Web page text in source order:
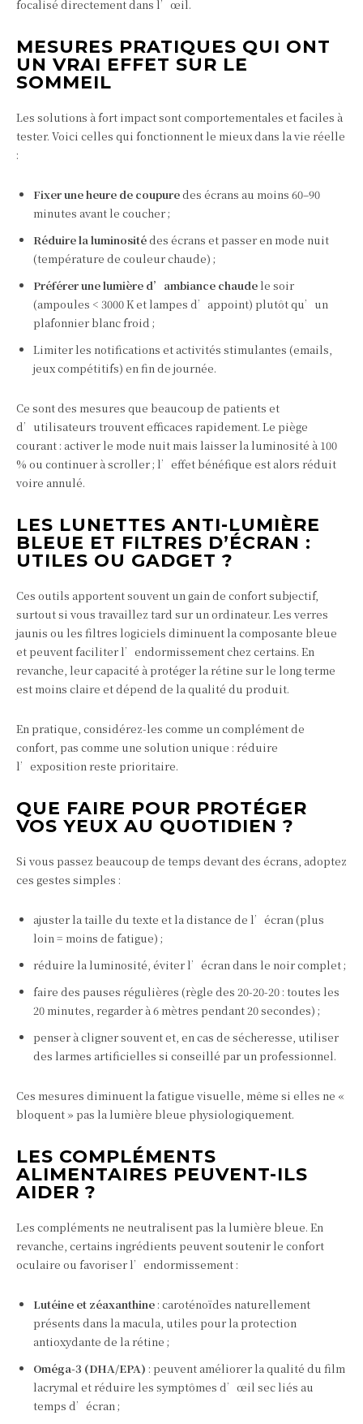
focalisé directement dans l’œil.
MESURES PRATIQUES QUI ONT
UN VRAI EFFET SUR LE
SOMMEIL
Les solutions à fort impact sont comportementales et faciles à
tester. Voici celles qui fonctionnent le mieux dans la vie réelle
:
Fixer une heure de coupuredes écrans au moins 60–90
minutes avant le coucher ;
Réduire la luminositédes écrans et passer en mode nuit
(température de couleur chaude) ;
Préférer une lumière d’ambiance chaudele soir
(ampoules < 3000 K et lampes d’appoint) plutôt qu’un
plafonnier blanc froid ;
Limiter les notifications et activités stimulantes (emails,
jeux compétitifs) en fin de journée.
Ce sont des mesures que beaucoup de patients et
d’utilisateurs trouvent efficaces rapidement. Le piège
courant : activer le mode nuit mais laisser la luminosité à 100
% ou continuer à scroller ; l’effet bénéfique est alors réduit
voire annulé.
LES LUNETTES ANTI-LUMIÈRE
BLEUE ET FILTRES D’ÉCRAN :
UTILES OU GADGET ?
Ces outils apportent souvent un gain de confort subjectif,
surtout si vous travaillez tard sur un ordinateur. Les verres
jaunis ou les filtres logiciels diminuent la composante bleue
et peuvent faciliter l’endormissement chez certains. En
revanche, leur capacité à protéger la rétine sur le long terme
est moins claire et dépend de la qualité du produit.
En pratique, considérez-les comme un complément de
confort, pas comme une solution unique : réduire
l’exposition reste prioritaire.
QUE FAIRE POUR PROTÉGER
VOS YEUX AU QUOTIDIEN ?
Si vous passez beaucoup de temps devant des écrans, adoptez
ces gestes simples :
ajuster la taille du texte et la distance de l’écran (plus
loin = moins de fatigue) ;
réduire la luminosité, éviter l’écran dans le noir complet ;
faire des pauses régulières (règle des 20-20-20 : toutes les
20 minutes, regarder à 6 mètres pendant 20 secondes) ;
penser à cligner souvent et, en cas de sécheresse, utiliser
des larmes artificielles si conseillé par un professionnel.
Ces mesures diminuent la fatigue visuelle, même si elles ne «
bloquent » pas la lumière bleue physiologiquement.
LES COMPLÉMENTS
ALIMENTAIRES PEUVENT-ILS
AIDER ?
Les compléments ne neutralisent pas la lumière bleue. En
revanche, certains ingrédients peuvent soutenir le confort
oculaire ou favoriser l’endormissement :
Lutéine et zéaxanthine : caroténoïdes naturellement
présents dans la macula, utiles pour la protection
antioxydante de la rétine ;
Oméga-3 (DHA/EPA) : peuvent améliorer la qualité du film
lacrymal et réduire les symptômes d’œil sec liés au
temps d’écran ;